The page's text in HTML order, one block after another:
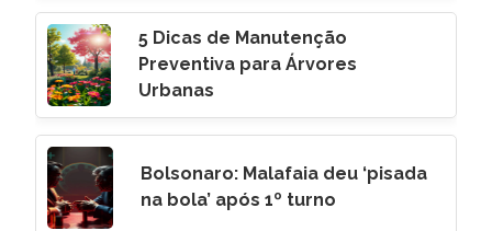
5 Dicas de Manutenção
Preventiva para Árvores
Urbanas
Bolsonaro: Malafaia deu ‘pisada
na bola’ após 1º turno